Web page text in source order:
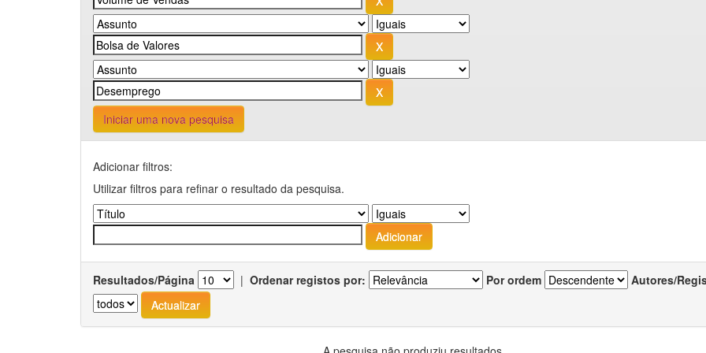
Iniciar uma nova pesquisa
Adicionar filtros:
Utilizar filtros para refinar o resultado da pesquisa.
Resultados/Página | Ordenar registos por: Por ordem Autores/